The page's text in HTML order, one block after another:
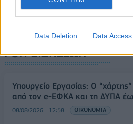
Data Deletion Data Access
ΡΟΗ ΕΙΔΗΣΕΩΝ
Υπουργείο Εργασίας: Ο
από τον e-ΕΦΚΑ και τη ΔΥΠΑ
08/08/2026 - 12:58 ΟΙΚΟΝΟΜΙΑ